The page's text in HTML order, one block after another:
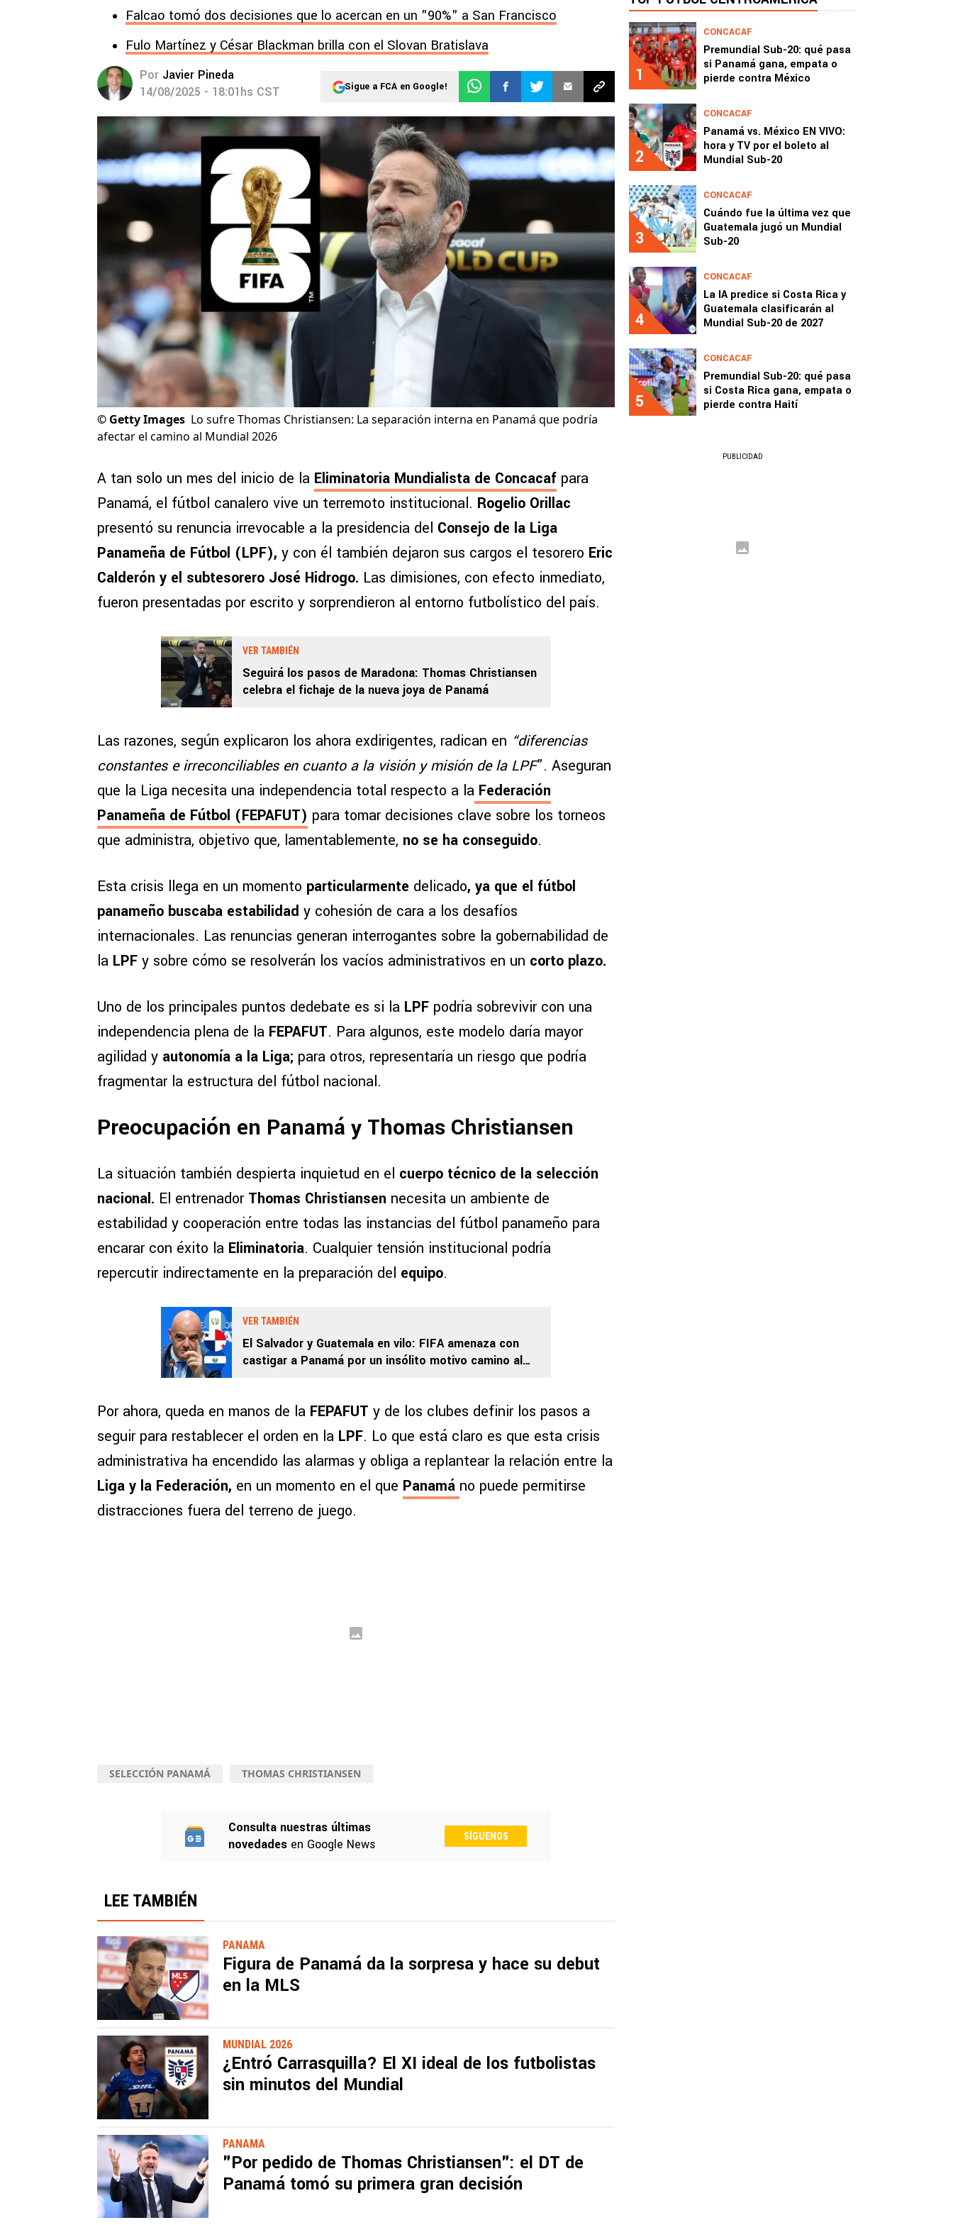
Falcao tomó dos decisiones que lo acercan en un "90%" a San Francisco
Fulo Martínez y César Blackman brilla con el Slovan Bratislava
Por Javier Pineda
14/08/2025 - 18:01hs CST
Sigue a FCA en Google!
© Getty Images Lo sufre Thomas Christiansen: La separación interna en Panamá que podría
afectar el camino al Mundial 2026
A tan solo un mes del inicio de la Eliminatoria Mundialista de Concacaf para
Panamá, el fútbol canalero vive un terremoto institucional. Rogelio Orillac
presentó su renuncia irrevocable a la presidencia del Consejo de la Liga
Panameña de Fútbol (LPF), y con él también dejaron sus cargos el tesorero Eric
Calderón y el subtesorero José Hidrogo. Las dimisiones, con efecto inmediato,
fueron presentadas por escrito y sorprendieron al entorno futbolístico del país.
VER TAMBIÉN
Seguirá los pasos de Maradona: Thomas Christiansen
celebra el fichaje de la nueva joya de Panamá
Las razones, según explicaron los ahora exdirigentes, radican en “diferencias
constantes e irreconciliables en cuanto a la visión y misión de la LPF”. Aseguran
que la Liga necesita una independencia total respecto a la Federación
Panameña de Fútbol (FEPAFUT) para tomar decisiones clave sobre los torneos
que administra, objetivo que, lamentablemente, no se ha conseguido.
Esta crisis llega en un momento particularmente delicado, ya que el fútbol
panameño buscaba estabilidad y cohesión de cara a los desafíos
internacionales. Las renuncias generan interrogantes sobre la gobernabilidad de
la LPF y sobre cómo se resolverán los vacíos administrativos en un corto plazo.
Uno de los principales puntos dedebate es si la LPF podría sobrevivir con una
independencia plena de la FEPAFUT. Para algunos, este modelo daría mayor
agilidad y autonomía a la Liga; para otros, representaría un riesgo que podría
fragmentar la estructura del fútbol nacional.
Preocupación en Panamá y Thomas Christiansen
La situación también despierta inquietud en el cuerpo técnico de la selección
nacional. El entrenador Thomas Christiansen necesita un ambiente de
estabilidad y cooperación entre todas las instancias del fútbol panameño para
encarar con éxito la Eliminatoria. Cualquier tensión institucional podría
repercutir indirectamente en la preparación del equipo.
VER TAMBIÉN
El Salvador y Guatemala en vilo: FIFA amenaza con
castigar a Panamá por un insólito motivo camino al
Por ahora, queda en manos de la FEPAFUT y de los clubes definir los pasos a
seguir para restablecer el orden en la LPF. Lo que está claro es que esta crisis
administrativa ha encendido las alarmas y obliga a replantear la relación entre la
Liga y la Federación, en un momento en el que Panamá no puede permitirse
distracciones fuera del terreno de juego.
SELECCIÓN PANAMÁ THOMAS CHRISTIANSEN
Consulta nuestras últimas
novedades en Google News
SÍGUENOS
LEE TAMBIÉN
PANAMA
Figura de Panamá da la sorpresa y hace su debut
en la MLS
MUNDIAL 2026
¿Entró Carrasquilla? El XI ideal de los futbolistas
sin minutos del Mundial
PANAMA
"Por pedido de Thomas Christiansen": el DT de
Panamá tomó su primera gran decisión
1
CONCACAF
Premundial Sub-20: qué pasa
si Panamá gana, empata o
pierde contra México
2
CONCACAF
Panamá vs. México EN VIVO:
hora y TV por el boleto al
Mundial Sub-20
3
CONCACAF
Cuándo fue la última vez que
Guatemala jugó un Mundial
Sub-20
4
CONCACAF
La IA predice si Costa Rica y
Guatemala clasificarán al
Mundial Sub-20 de 2027
5
CONCACAF
Premundial Sub-20: qué pasa
si Costa Rica gana, empata o
pierde contra Haití
PUBLICIDAD